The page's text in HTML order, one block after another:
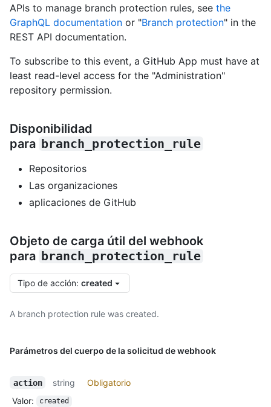
APIs to manage branch protection rules, see the
GraphQL documentation or "Branch protection" in the
REST API documentation.
To subscribe to this event, a GitHub App must have at
least read-level access for the "Administration"
repository permission.
Disponibilidad
para branch_protection_rule
Repositorios
Las organizaciones
aplicaciones de GitHub
Objeto de carga útil del webhook
para branch_protection_rule
Tipo de acción: created
A branch protection rule was created.
Parámetros del cuerpo de la solicitud de webhook
action string
Obligatorio
Valor: created